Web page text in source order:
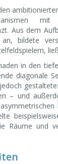
Aus dem
bildete
in den
diagonale
– und
Räume und